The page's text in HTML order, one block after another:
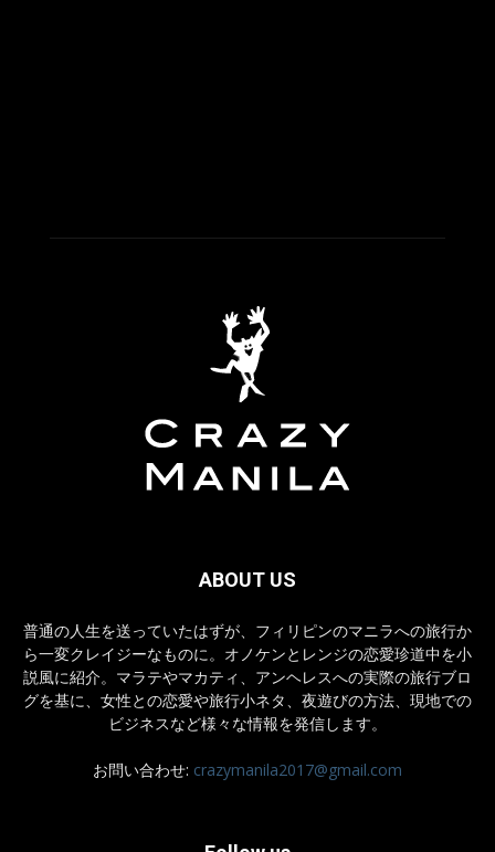
ABOUT US
普通の人生を送っていたはずが、フィリピンのマニラへの旅行か
ら一変クレイジーなものに。オノケンとレンジの恋愛珍道中を小
説風に紹介。マラテやマカティ、アンヘレスへの実際の旅行ブロ
グを基に、女性との恋愛や旅行小ネタ、夜遊びの方法、現地での
ビジネスなど様々な情報を発信します。
お問い合わせ: crazymanila2017@gmail.com